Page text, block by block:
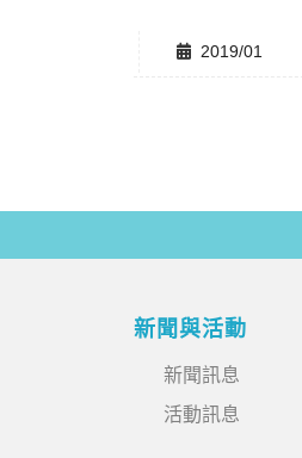
2019/01
新聞與活動
新聞訊息
活動訊息